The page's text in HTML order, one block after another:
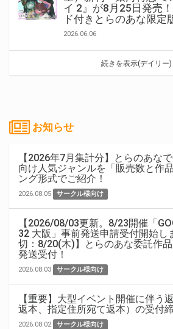
イ 2』が8月25日発売
ド付きとらのあな限定
2026.06.06
続きを表示(デイリー)
お知らせ
【2026年7月集計分】とらのあな
向け人気ジャンルを「販売数と作
ング形式でご紹介！
2026.08.05 サークル様向け
【2026/08/03更新。8/23開催「
32 大阪」事前発送申請受付開始し
切：8/20(木)】とらのあな委託作
発送受付！
2026.08.03 サークル様向け
【重要】大型イベント開催に伴う
返本、指定住所宛て返本）の受付
2026.08.02 サークル様向け